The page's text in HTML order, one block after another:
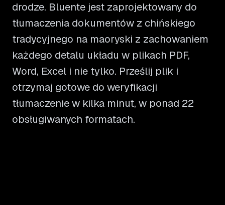
drodze. Bluente jest zaprojektowany do
tłumaczenia dokumentów z chińskiego
tradycyjnego na maoryski z zachowaniem
każdego detalu układu w plikach PDF,
Word, Excel i nie tylko. Prześlij plik i
otrzymaj gotowe do weryfikacji
tłumaczenie w kilka minut, w ponad 22
obsługiwanych formatach.